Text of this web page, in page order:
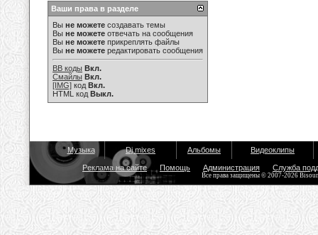
Ваши права в разделе
Вы не можете создавать темы
Вы не можете отвечать на сообщения
Вы не можете прикреплять файлы
Вы не можете редактировать сообщения
BB коды Вкл.
Смайлы Вкл.
[IMG] код Вкл.
HTML код Выкл.
Музыка Dj mixes Альбомы Видеоклипы
Реклама на сайте Помощь Администрация Служба
Все права защищены © 2007-2026